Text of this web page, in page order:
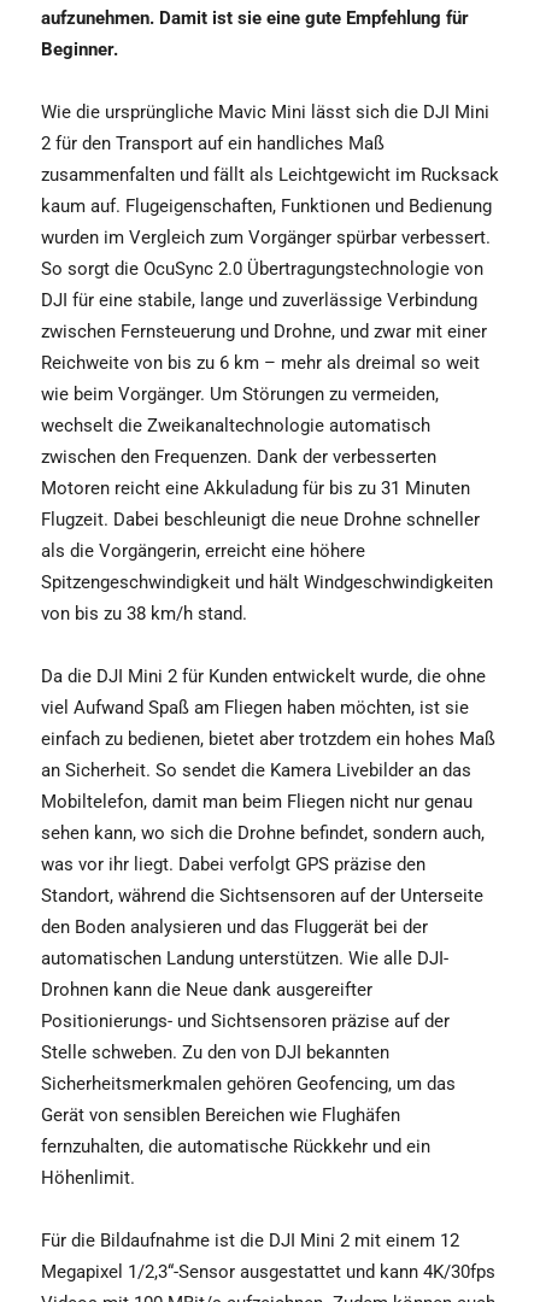
aufzunehmen. Damit ist sie eine gute Empfehlung für
Beginner.
Wie die ursprüngliche Mavic Mini lässt sich die DJI Mini
2 für den Transport auf ein handliches Maß
zusammenfalten und fällt als Leichtgewicht im Rucksack
kaum auf. Flugeigenschaften, Funktionen und Bedienung
wurden im Vergleich zum Vorgänger spürbar verbessert.
So sorgt die OcuSync 2.0 Übertragungstechnologie von
DJI für eine stabile, lange und zuverlässige Verbindung
zwischen Fernsteuerung und Drohne, und zwar mit einer
Reichweite von bis zu 6 km – mehr als dreimal so weit
wie beim Vorgänger. Um Störungen zu vermeiden,
wechselt die Zweikanaltechnologie automatisch
zwischen den Frequenzen. Dank der verbesserten
Motoren reicht eine Akkuladung für bis zu 31 Minuten
Flugzeit. Dabei beschleunigt die neue Drohne schneller
als die Vorgängerin, erreicht eine höhere
Spitzengeschwindigkeit und hält Windgeschwindigkeiten
von bis zu 38 km/h stand.
Da die DJI Mini 2 für Kunden entwickelt wurde, die ohne
viel Aufwand Spaß am Fliegen haben möchten, ist sie
einfach zu bedienen, bietet aber trotzdem ein hohes Maß
an Sicherheit. So sendet die Kamera Livebilder an das
Mobiltelefon, damit man beim Fliegen nicht nur genau
sehen kann, wo sich die Drohne befindet, sondern auch,
was vor ihr liegt. Dabei verfolgt GPS präzise den
Standort, während die Sichtsensoren auf der Unterseite
den Boden analysieren und das Fluggerät bei der
automatischen Landung unterstützen. Wie alle DJI-
Drohnen kann die Neue dank ausgereifter
Positionierungs- und Sichtsensoren präzise auf der
Stelle schweben. Zu den von DJI bekannten
Sicherheitsmerkmalen gehören Geofencing, um das
Gerät von sensiblen Bereichen wie Flughäfen
fernzuhalten, die automatische Rückkehr und ein
Höhenlimit.
Für die Bildaufnahme ist die DJI Mini 2 mit einem 12
Megapixel 1/2,3“-Sensor ausgestattet und kann 4K/30fps